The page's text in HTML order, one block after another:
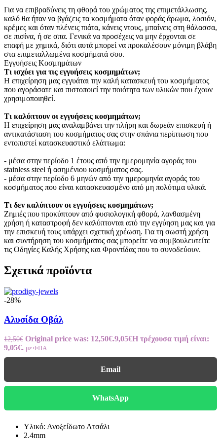
Για να επιβραδύνεις τη φθορά του χρώματος της επιμετάλλωσης,
καλό θα ήταν να βγάζεις τα κοσμήματα όταν φοράς άρωμα, λοσιόν,
κρέμες και όταν πλένεις πιάτα, κάνεις ντους, μπαίνεις στη θάλασσα,
σε πισίνα, ή σε σπα. Γενικά να προσέχεις να μην έρχονται σε
επαφή με χημικά, διότι αυτά μπορεί να προκαλέσουν μόνιμη βλάβη
στα επιμεταλλωμένα κοσμήματά σου.
Εγγυήσεις Κοσμημάτων
Τι ισχύει για τις εγγυήσεις κοσμημάτων;
Η επιχείρηση μας εγγυάται την καλή κατασκευή του κοσμήματος
που αγοράσατε και πιστοποιεί την ποιότητα των υλικών που έχουν
χρησιμοποιηθεί.
Τι καλύπτουν οι εγγυήσεις κοσμημάτων;
Η επιχείρηση μας αναλαμβάνει την πλήρη και δωρεάν επισκευή ή
αντικατάσταση του κοσμήματος σας στην σπάνια περίπτωση που
εντοπιστεί κατασκευαστικό ελάττωμα:
- μέσα στην περίοδο 1 έτους από την ημερομηνία αγοράς του
stainless steel ή ασημένιου κοσμήματος σας.
- μέσα στην περίοδο 6 μηνών από την ημερομηνία αγοράς του
κοσμήματος που είναι κατασκευασμένο από μη πολύτιμα υλικά.
Τι δεν καλύπτουν οι εγγυήσεις κοσμημάτων;
Ζημιές που προκύπτουν από φυσιολογική φθορά, λανθασμένη
χρήση ή καταστροφή δεν καλύπτονται από την εγγύηση μας και για
την επισκευή τους υπάρχει σχετική χρέωση. Για τη σωστή χρήση
και συντήρηση του κοσμήματος σας μπορείτε να συμβουλευτείτε
τις Οδηγίες Καλής Χρήσης και Φροντίδας που το συνοδεύουν.
Σχετικά προϊόντα
-28%
Αλυσίδα Οβάλ
12,50€ Original price was: 12,50€.9,05€Η τρέχουσα τιμή είναι:
9,05€. με ΦΠΑ
Email
WhatsApp
Υλικό: Ανοξείδωτο Ατσάλι
2.4mm